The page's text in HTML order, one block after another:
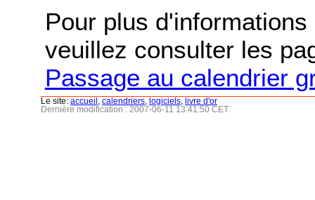
Pour plus
veuillez consulter les
Passage au calendrier
Le site: accueil calendriers logiciels
livre d'or
Dernière modification : 2007-06-11 13:41:50 CET